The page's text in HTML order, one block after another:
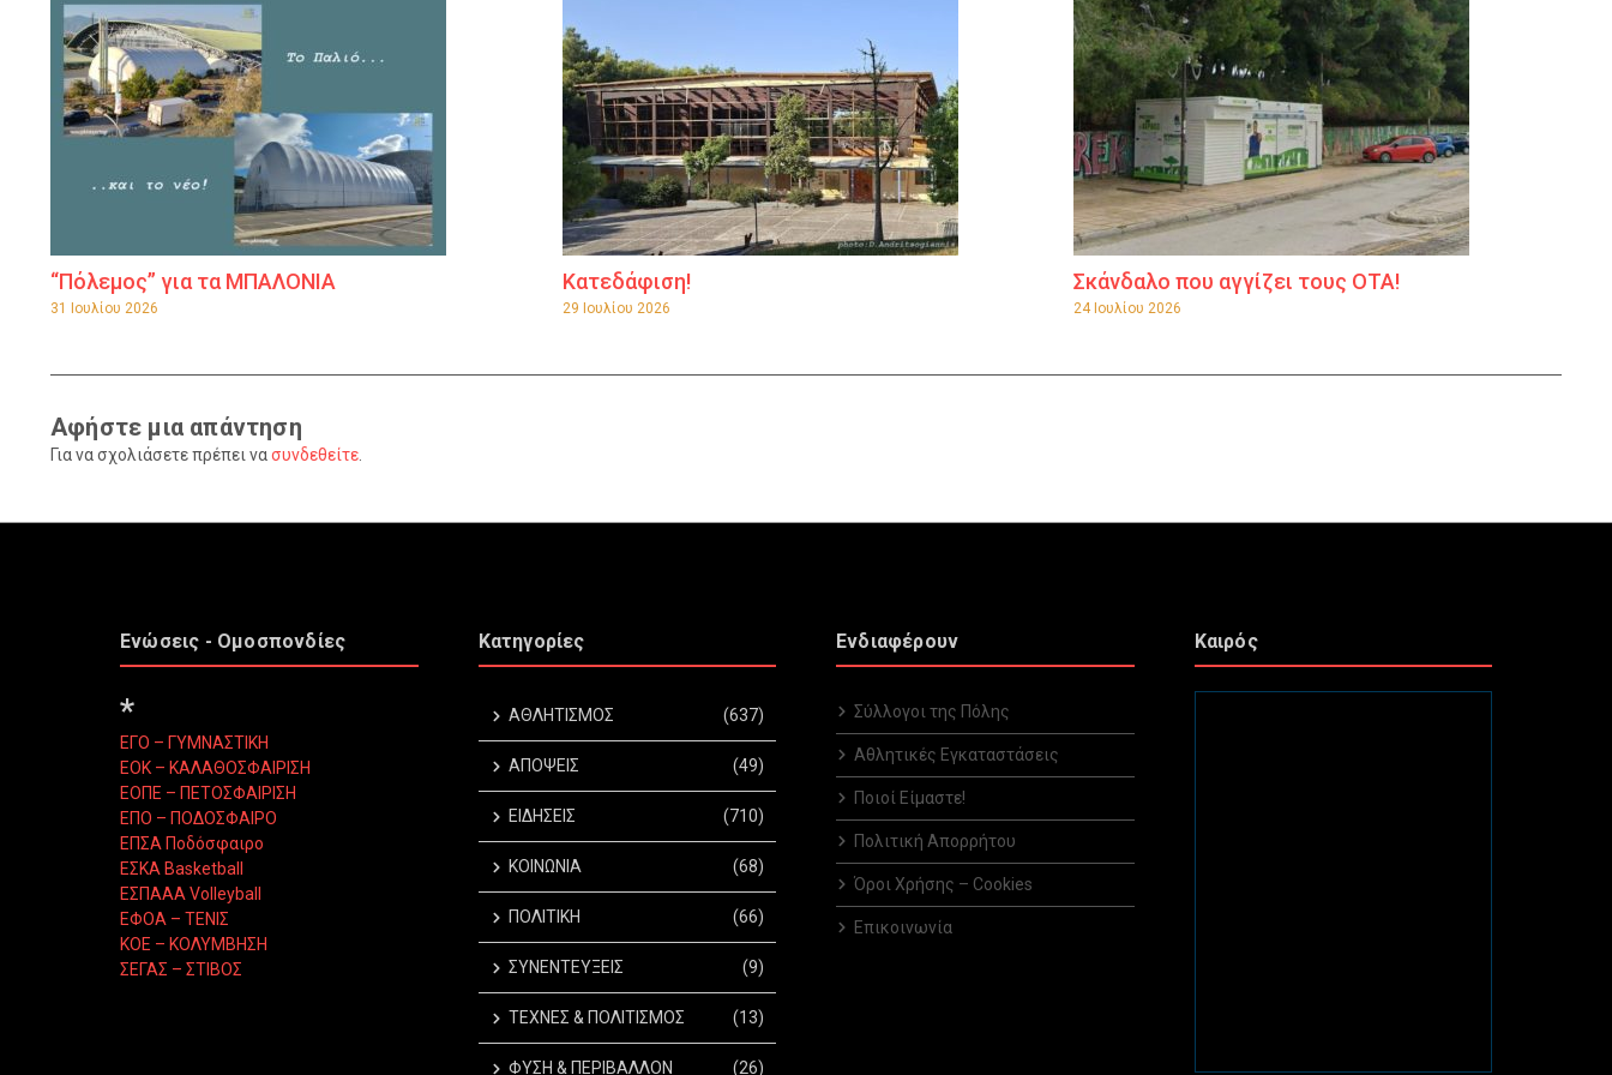
“Πόλεμος” για τα ΜΠΑΛΟΝΙΑ
31 Ιουλίου 2026
Κατεδάφιση!
29 Ιουλίου 2026
Σκάνδαλο που αγγίζει τους ΟΤΑ!
24 Ιουλίου 2026
Αφήστε μια απάντηση
Για να σχολιάσετε πρέπει νασυνδεθείτε
Ενώσεις - Ομοσπονδίες
*
ΕΓΟ – ΓΥΜΝΑΣΤΙΚΗ
ΕΟΚ – ΚΑΛΑΘΟΣΦΑΙΡΙΣΗ
ΕΟΠΕ – ΠΕΤΟΣΦΑΙΡΙΣΗ
ΕΠΟ – ΠΟΔΟΣΦΑΙΡΟ
ΕΠΣΑ Ποδόσφαιρο
ΕΣΚΑ Basketball
ΕΣΠΑΑΑ Volleyball
ΕΦΟΑ – ΤΕΝΙΣ
ΚΟΕ – ΚΟΛΥΜΒΗΣΗ
ΣΕΓΑΣ – ΣΤΙΒΟΣ
Κατηγορίες
ΑΘΛΗΤΙΣΜΟΣ (637)
ΑΠΟΨΕΙΣ (49)
ΕΙΔΗΣΕΙΣ (710)
ΚΟΙΝΩΝΙΑ (68)
ΠΟΛΙΤΙΚΗ (66)
ΣΥΝΕΝΤΕΥΞΕΙΣ (9)
ΤΕΧΝΕΣ & ΠΟΛΙΤΙΣΜΟΣ (13)
ΦΥΣΗ & ΠΕΡΙΒΑΛΛΟΝ (26)
Ενδιαφέρουν
Σύλλογοι της Πόλης
Αθλητικές Εγκαταστάσεις
Ποιοί Είμαστε!
Πολιτική Απορρήτου
Όροι Χρήσης – Cookies
Επικοινωνία
Καιρός